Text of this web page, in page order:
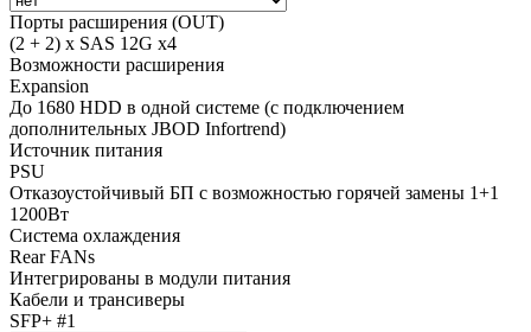
Порты расширения (OUT)
(2 + 2) x SAS 12G x4
Возможности расширения
Expansion
До 1680 HDD в одной системе (с подключением
дополнительных JBOD Infortrend)
Источник питания
PSU
Отказоустойчивый БП с возможностью горячей замены 1+1
1200Вт
Система охлаждения
Rear FANs
Интегрированы в модули питания
Кабели и трансиверы
SFP+ #1